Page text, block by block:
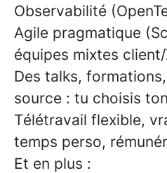
Observabilité
Agile pragmatique
équipes mixtes
Des talks,
source : tu choisis
Télétravail flexible,
temps perso,
Et en plus :